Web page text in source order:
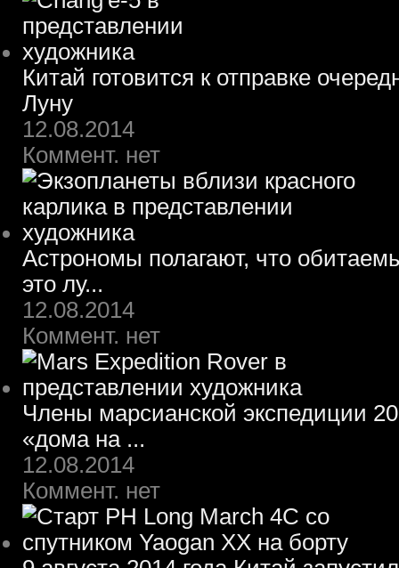
Китай готовится к отправке
Луну
12.08.2014
Коммент. нет
Астрономы полагают, что
это лу...
12.08.2014
Коммент. нет
Члены марсианской экспедиции
«дома на ...
12.08.2014
Коммент. нет